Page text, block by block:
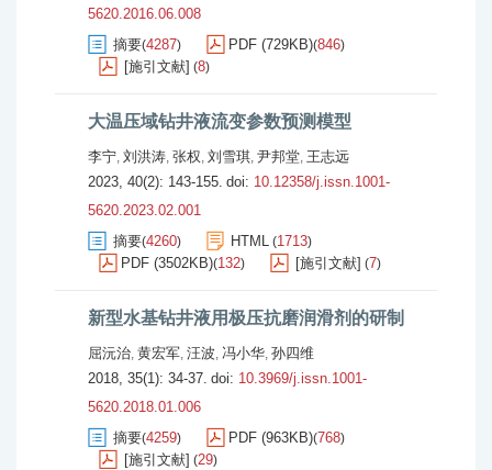
5620.2016.06.008
摘要(4287) PDF (729KB)(846)
[施引文献] (8)
大温压域钻井液流变参数预测模型
李宁, 刘洪涛, 张权, 刘雪琪, 尹邦堂, 王志远
2023, 40(2): 143-155. doi: 10.12358/j.issn.1001-
5620.2023.02.001
摘要(4260) HTML (1713)
PDF (3502KB)(132) [施引文献] (7)
新型水基钻井液用极压抗磨润滑剂的研制
屈沅治, 黄宏军, 汪波, 冯小华, 孙四维
2018, 35(1): 34-37. doi: 10.3969/j.issn.1001-
5620.2018.01.006
摘要(4259) PDF (963KB)(768)
[施引文献] (29)